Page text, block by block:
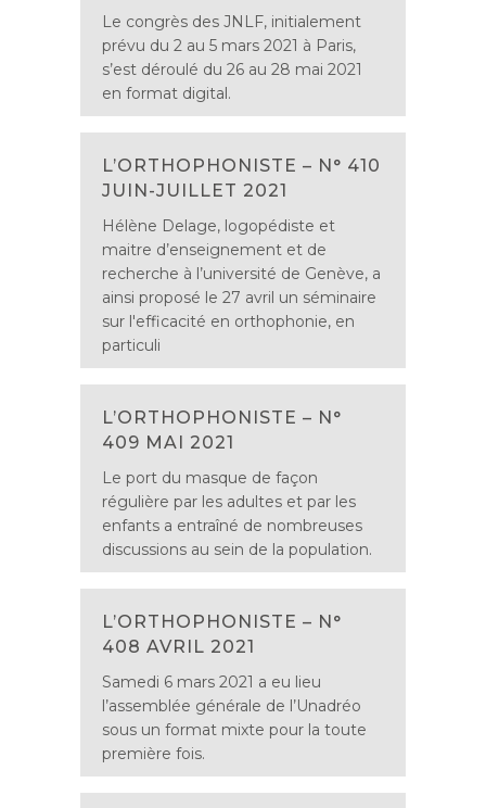
Le congrès des JNLF, initialement
prévu du 2 au 5 mars 2021 à Paris,
s’est déroulé du 26 au 28 mai 2021
en format digital.
L’ORTHOPHONISTE – N° 410
JUIN-JUILLET 2021
Hélène Delage, logopédiste et
maitre d’enseignement et de
recherche à l’université de Genève, a
ainsi proposé le 27 avril un séminaire
sur l'efficacité en orthophonie, en
particuli
L’ORTHOPHONISTE – N°
409 MAI 2021
Le port du masque de façon
régulière par les adultes et par les
enfants a entraîné de nombreuses
discussions au sein de la population.
L’ORTHOPHONISTE – N°
408 AVRIL 2021
Samedi 6 mars 2021 a eu lieu
l’assemblée générale de l’Unadréo
sous un format mixte pour la toute
première fois.